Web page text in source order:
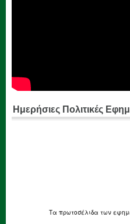
Ημερήσιες Πολιτικές
Τα πρωτοσέλιδα των